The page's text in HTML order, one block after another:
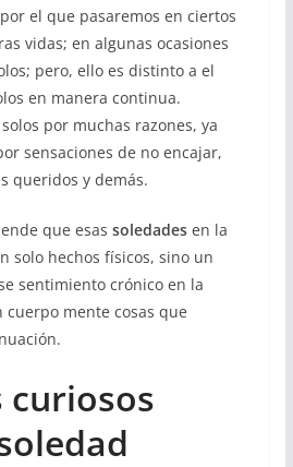
el que pasaremos en ciertos
vidas; en algunas ocasiones
pero, ello es distinto a el
en manera continua.
por muchas razones, ya
sensaciones de no encajar,
queridos y demás.
que esas soledades en la
solo hechos físicos, sino un
sentimiento crónico en la
mente cosas que
curiosos